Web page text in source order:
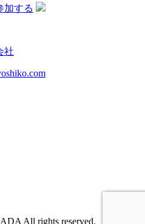
加する
社
All rights reserved.